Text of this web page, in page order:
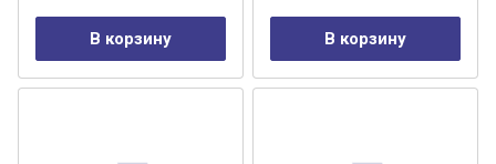
В корзину В корзину